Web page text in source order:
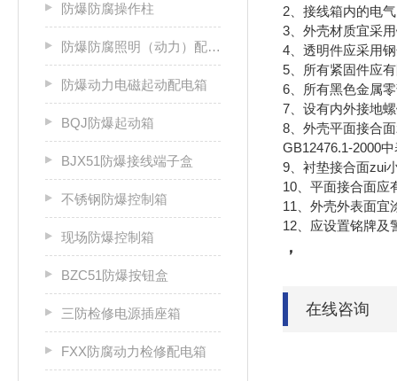
防爆防腐操作柱
防爆防腐照明（动力）配电箱
防爆动力电磁起动配电箱
BQJ防爆起动箱
BJX51防爆接线端子盒
不锈钢防爆控制箱
现场防爆控制箱
BZC51防爆按钮盒
三防检修电源插座箱
FXX防腐动力检修配电箱
2、接线箱内的电
3、外壳材质宜采
4、透明件应采用
5、所有紧固件应
6、所有黑色金属
7、设有内外接地
8、外壳平面接合
GB12476.1-2000
9、衬垫接合面zui
10、平面接合面应
11、外壳外表面宜
12、应设置铭牌及
，
在线咨询